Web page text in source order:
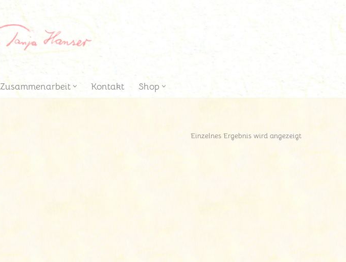
Zusammenarbeit Kontakt Shop
Einzelnes Ergebnis wird angezeigt